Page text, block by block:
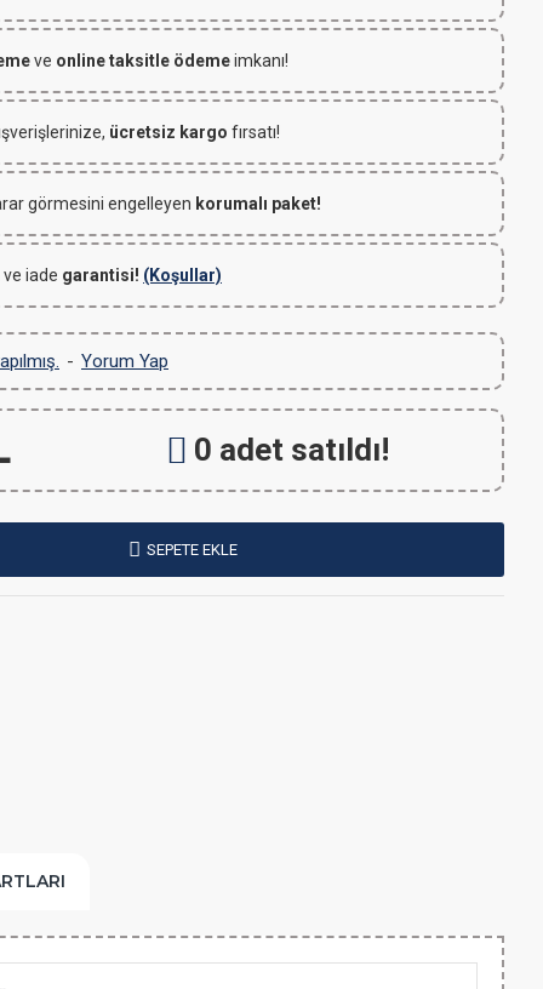
ve online taksitle ödemeimkanı!
ücretsiz kargo fırsatı!
görmesini engelleyen korumalı paket!
iade garantisi! (Koşullar)
- Yorum Yap
0 adet satıldı!
SEPETE EKLE